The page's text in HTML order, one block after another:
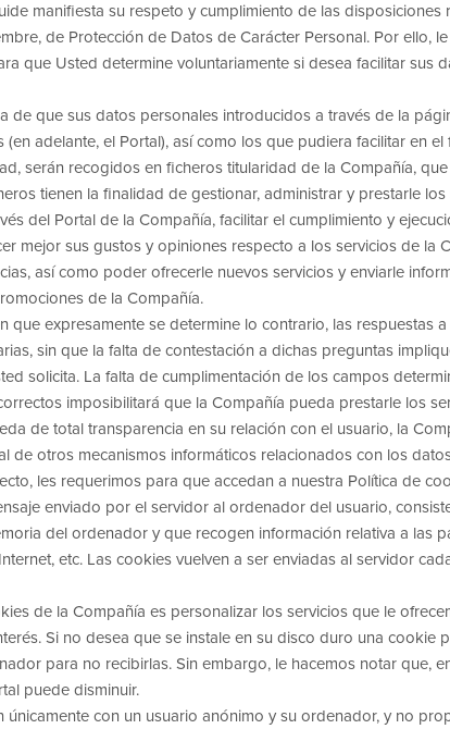
manifiesta su respeto y cumplimiento de las disposiciones
de Protección de Datos de Carácter Personal. Por ello,
que Usted determine voluntariamente si desea facilitar sus
de que sus datos personales introducidos a través de la
(en adelante, el Portal), así como los que pudiera facilitar en
serán recogidos en ficheros titularidad de la Compañía,
tienen la finalidad de gestionar, administrar y prestarle
del Portal de la Compañía, facilitar el cumplimiento y
mejor sus gustos y opiniones respecto a los servicios de la
así como poder ofrecerle nuevos servicios y enviarle
de la Compañía.
que expresamente se determine lo contrario, las respuestas
sin que la falta de contestación a dichas preguntas
solicita. La falta de cumplimentación de los campos
imposibilitará que la Compañía pueda prestarle los
de total transparencia en su relación con el usuario, la
de otros mecanismos informáticos relacionados con los
les requerimos para que accedan a nuestra Política de
enviado por el servidor al ordenador del usuario,
del ordenador y que recogen información relativa a las
etc. Las cookies vuelven a ser enviadas al servidor
de la Compañía es personalizar los servicios que le
Si no desea que se instale en su disco duro una cookie
para no recibirlas. Sin embargo, le hacemos notar que,
puede disminuir.
únicamente con un usuario anónimo y su ordenador, y no